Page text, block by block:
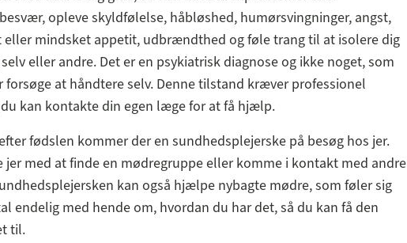
opleve skyldfølelse, håbløshed, humørsvingninger, angst,
eller mindsket appetit, udbrændthed og føle trang til at isolere dig
eller andre. Det er en psykiatrisk diagnose og ikke noget, som
forsøge at håndtere selv. Denne tilstand kræver professionel
kan kontakte din egen læge for at få hjælp.
fødslen kommer der en sundhedsplejerske på besøg hos jer.
med at finde en mødregruppe eller komme i kontakt med andre
kan også hjælpe nybagte mødre, som føler sig
endelig med hende om, hvordan du har det, så du kan få den
til.